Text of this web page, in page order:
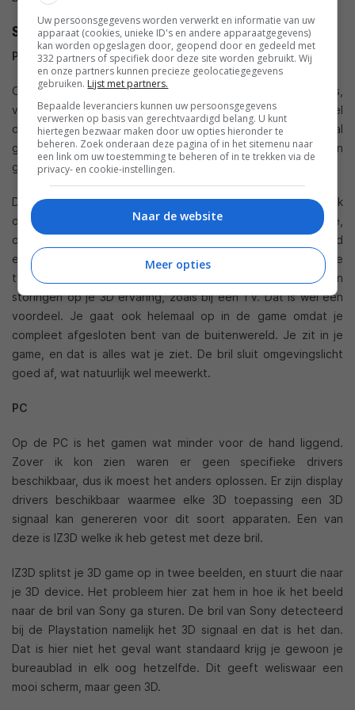
Sony HMZ-T1 – Gaming
Playstation
Op dePlaystationwerkte het gamen out of the box, althans,
voordat het apparaat goed gedetecteerd werd moest ik wel
de Playstation terugzetten naar fabrieksinstellingen. Bij de al
geïnstalleerde versie van Gran Turismo 5 had ik namelijk geen
geluid over het apparaat. Na de reset wel.
De games zien er, naar verwachting, spectaculair uit en ook
de diepte is duidelijk waarneembaar. Je hebt meer immersie,
omdat je beeld veel groter is. De 3D weergave werkt goed
en ook constant, dus je raakt niet erg duizelig. Omdat de
twee ogen zo gescheiden zijn, heb je minder last van
storingen op je 3D ervaring, zoals bij een TV. Dat is wel een
voordeel. Je gaat ook helemaal op in de game omdat je
compleet afgesloten bent van de buitenwereld. Je zit in je
game, en dat is alles wat je ziet. De bril sluit omgevingslicht
goed af, wat natuurlijk wel meewerkt.
PC
Op de PC is het gamen wat minder voor de hand liggend.
Zover ik kon zien waren er geen specifieke drivers
beschikbaar, dus ik moest het anders oplossen. Er zijn display
drivers beschikbaar waarmee elke 3D toepassing een 3D
signaal kan genereren voor dit soort apparaten. Een van
deze is IZ3D welke ik heb getest met deze bril.
IZ3D splitst je 3D game op in twee beelden, en stuurt die naar
je 3D device. Het probleem hier zat hem in hoe ik het beeld
naar de bril van Sony ga sturen. De bril van Sony detecteerd
bij de Playstation namelijk het 3D signaal en dat is het dan.
Dat is hier niet het geval want standaard krijg je gewoon je
bureaublad in elk oog hetzelfde. Dit geeft weliswaar een
mooi scherm, maar geen 3D.
Uw persoonsgegevens worden verwerkt en informatie van uw
apparaat (cookies, unieke ID's en andere apparaatgegevens)
kan worden opgeslagen door, geopend door en gedeeld met
332 partners of specifiek door deze site worden gebruikt. Wij
en onze partners kunnen precieze geolocatiegegevens
gebruiken. Lijst met partners.
Bepaalde leveranciers kunnen uw persoonsgegevens
verwerken op basis van gerechtvaardigd belang. U kunt
hiertegen bezwaar maken door uw opties hieronder te
beheren. Zoek onderaan deze pagina of in het sitemenu naar
een link om uw toestemming te beheren of in te trekken via de
privacy- en cookie-instellingen.
Naar de website
Meer opties